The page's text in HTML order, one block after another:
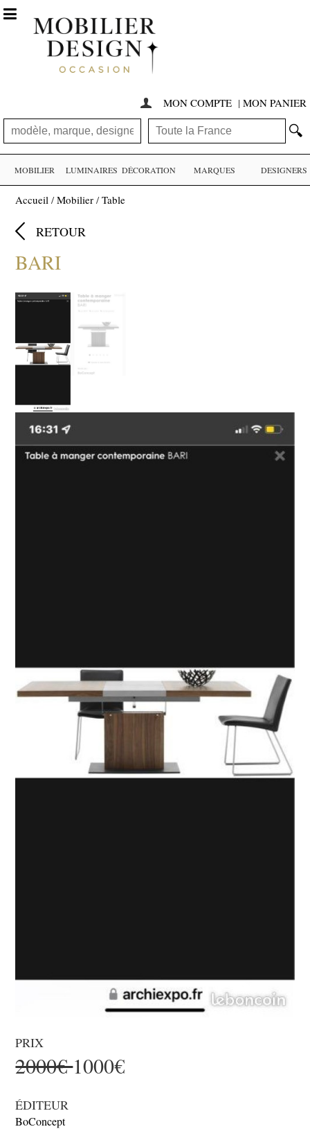
 MON COMPTE | MON PANIER
🔍

MOBILIER LUMINAIRES DÉCORATION MARQUES DESIGNERS
Accueil /Mobilier /Table
 RETOUR
BARI
PRIX
2000€1000€
ÉDITEUR
BoConcept